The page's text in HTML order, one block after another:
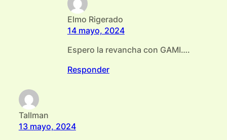
Elmo Rigerado
14 mayo, 2024
Espero la revancha con GAMI….
Responder
Tallman
13 mayo, 2024